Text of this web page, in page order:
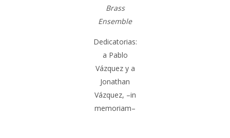
Brass
Ensemble
Dedicatorias:
a Pablo
Vázquez y a
Jonathan
Vázquez, –in
memoriam–